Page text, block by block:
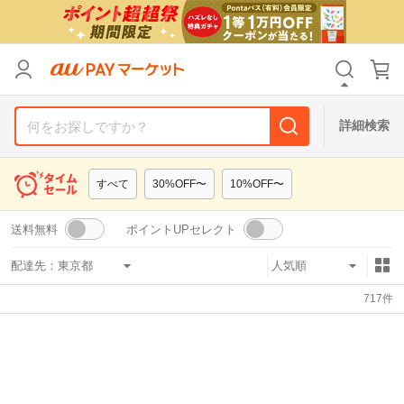
詳細検索
すべて 30%OFF〜 10%OFF〜
送料無料 ポイントUPセレクト
配達先：
717件
カテゴリ すべて
すべて
支払い方法 すべて
その他の条件
送料無料 タイムセール
Pontaパス特典対象すべて ポイントUPセレクトのみ
リセット
カテゴリ すべて
すべて
支払い方法 すべて
その他の条件
送料無料 タイムセール
Pontaパス特典対象すべて ポイントUPセレクトのみ